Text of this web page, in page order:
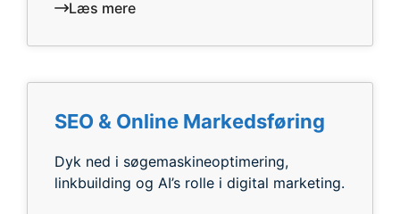
Læs mere
SEO & Online Markedsføring
Dyk ned i søgemaskineoptimering,
linkbuilding og AI’s rolle i digital marketing.